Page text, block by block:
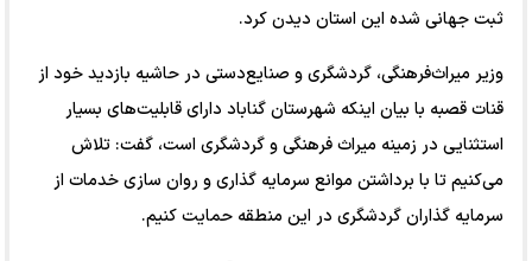
ثبت جهانی شده این استان دیدن کرد.
وزیر میراث‌فرهنگی، گردشگری و صنایع‌دستی در حاشیه بازدید خود از
قنات قصبه با بیان اینکه شهرستان گناباد دارای قابلیت‌های بسیار
استثنایی در زمینه میراث فرهنگی و گردشگری است، گفت: تلاش
می‌کنیم تا با برداشتن موانع سرمایه گذاری و روان سازی خدمات از
سرمایه گذاران گردشگری در این منطقه حمایت کنیم.